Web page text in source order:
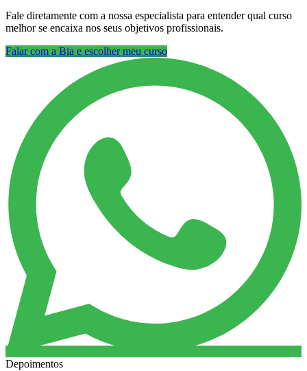
Fale diretamente com a nossa especialista para entender qual curso
melhor se encaixa nos seus objetivos profissionais.
Falar com a Bia e escolher meu curso
Depoimentos